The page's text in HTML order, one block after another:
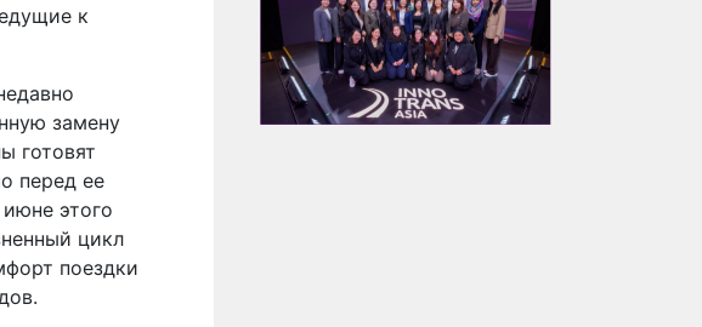
к
замену
готовят
перед ее
этого
цикл
поездки